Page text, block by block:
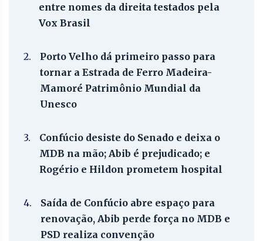
entre nomes da direita testados pela
Vox Brasil
2.
Porto Velho dá primeiro passo para
tornar a Estrada de Ferro Madeira-
Mamoré Patrimônio Mundial da
Unesco
3.
Confúcio desiste do Senado e deixa o
MDB na mão; Abib é prejudicado; e
Rogério e Hildon prometem hospital
4.
Saída de Confúcio abre espaço para
renovação, Abib perde força no MDB e
PSD realiza convenção